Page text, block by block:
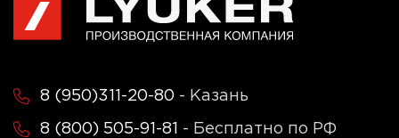
8 (950)311-20-80 - Казань
8 (800) 505-91-81 - Бесплатно по РФ